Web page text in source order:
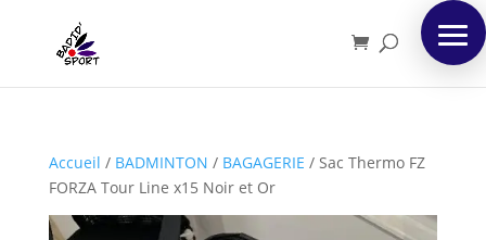
Accueil / BADMINTON / BAGAGERIE / Sac Thermo FZ
FORZA Tour Line x15 Noir et Or